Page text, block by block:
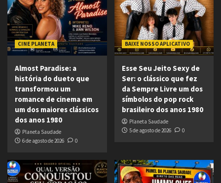
CINE PLANETA
Almost Paradise: a
história do dueto que
transformou um
romance de cinema em
um dos maiores clássicos
dos anos 1980
Planeta Saudade
6 de agosto de 2026
0
BAIXE NOSSO APLICATIVO
Esse Seu Jeito Sexy de
Ser: o clássico que fez
da Sempre Livre um dos
símbolos do pop rock
brasileiro dos anos 1980
Planeta Saudade
5 de agosto de 2026
0